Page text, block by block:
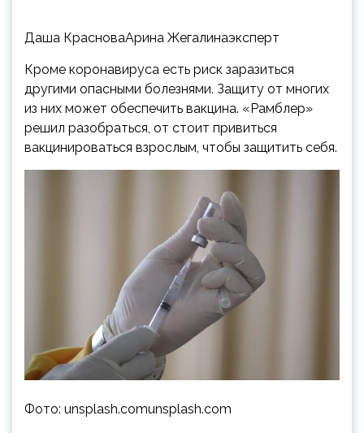
Даша КрасноваАрина Жегалинаэксперт
Кроме коронавируса есть риск заразиться
другими опасными болезнями. Защиту от многих
из них может обеспечить вакцина. «Рамблер»
решил разобраться, от стоит привиться
вакцинироваться взрослым, чтобы защитить себя.
Фото: unsplash.comunsplash.com